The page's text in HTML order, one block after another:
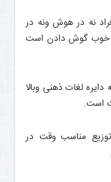
نه در هوش ونه در
خوب گوش دادن است
لغات ذهنی وبالا
است.
مناسب وقت در